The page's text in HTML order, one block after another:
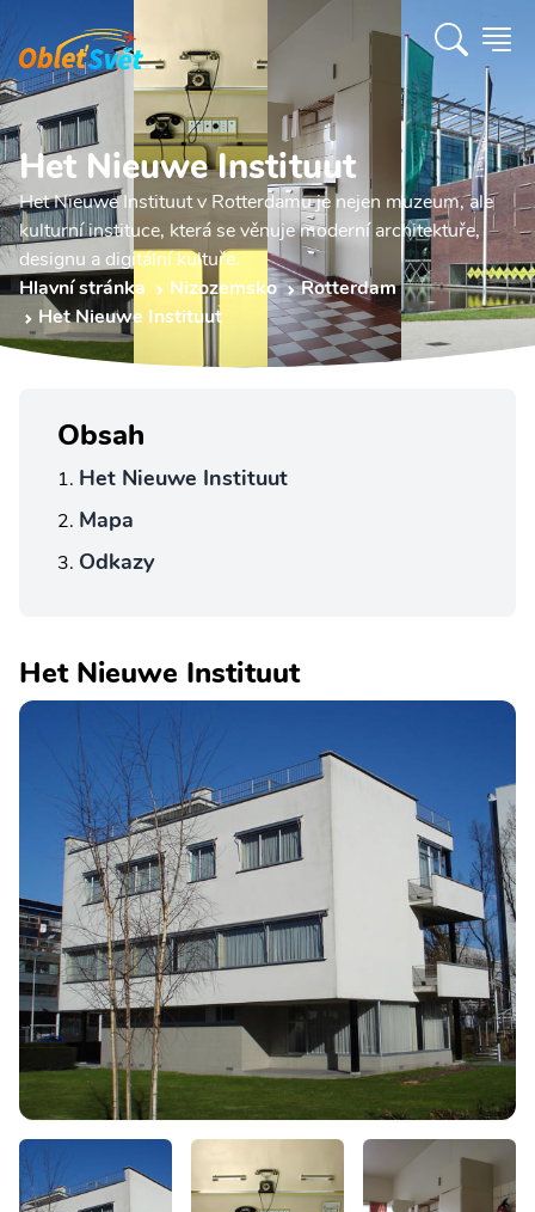
Het Nieuwe Instituut
Het Nieuwe Instituut v Rotterdamu je nejen muzeum, ale
kulturní instituce, která se věnuje moderní architektuře,
designu a digitální kultuře.
Hlavní stránka
Nizozemsko
Rotterdam
Het Nieuwe Instituut
Obsah
Het Nieuwe Instituut
Mapa
Odkazy
Het Nieuwe Instituut